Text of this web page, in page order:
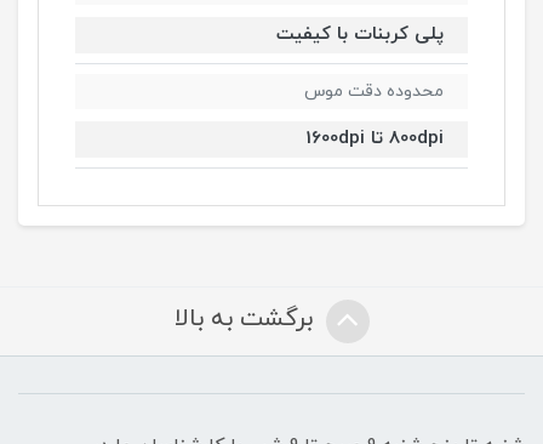
پلی کربنات با کیفیت
محدوده دقت موس
800dpi تا 1600dpi
برگشت به بالا